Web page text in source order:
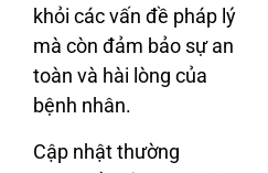
khỏi các vấn đề pháp lý
mà còn đảm bảo sự an
toàn và hài lòng của
bệnh nhân.
Cập nhật thường